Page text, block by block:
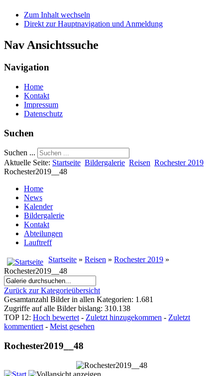
Zum Inhalt wechseln
Direkt zur Hauptnavigation und Anmeldung
Nav Ansichtssuche
Navigation
Home
Kontakt
Impressum
Datenschutz
Suchen
Suchen ...
Aktuelle Seite: Startseite Bildergalerie Reisen Rochester 2019
Rochester2019__48
Home
News
Kalender
Bildergalerie
Kontakt
Abteilungen
Lauftreff
Startseite » Reisen » Rochester 2019 »
Rochester2019__48
Zurück zur Kategorieübersicht
Gesamtanzahl Bilder in allen Kategorien: 1.681
Zugriffe auf alle Bilder bislang: 310.138
TOP 12: Hoch bewertet- Zuletzt hinzugekommen - Zuletzt
kommentiert- Meist gesehen
Rochester2019__48